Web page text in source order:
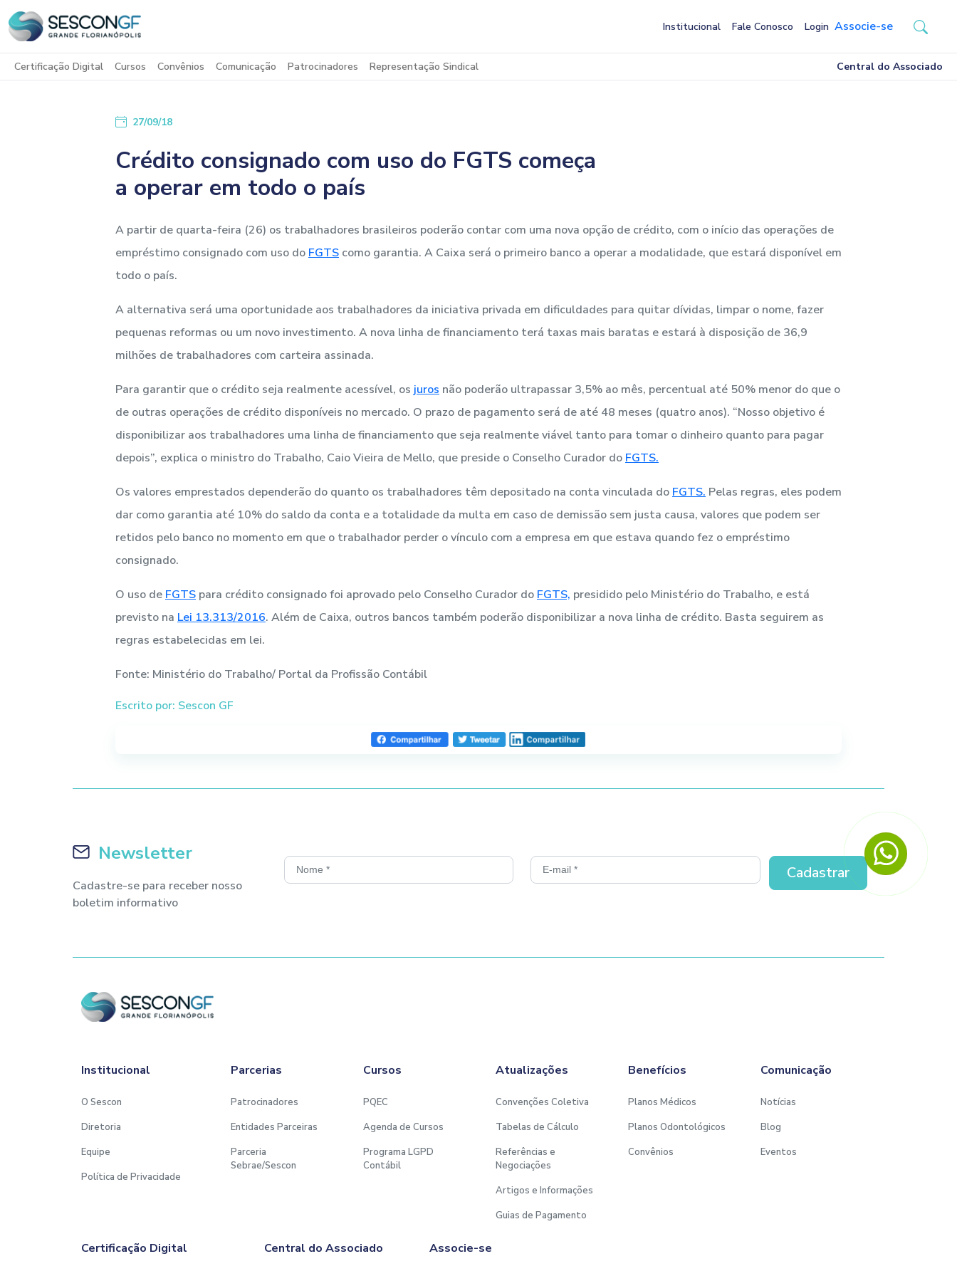
Institucional Fale Conosco Login Associe-se
Certificação Digital Cursos Convênios Comunicação Patrocinadores Representação Sindical Central do Associado
27/09/18
Crédito consignado com uso do FGTS começa
a operar em todo o país
A partir de quarta-feira (26) os trabalhadores brasileiros poderão contar com uma nova opção de crédito, com o início das operações de
empréstimo consignado com uso do FGTS como garantia. A Caixa será o primeiro banco a operar a modalidade, que estará disponível em
todo o país.
A alternativa será uma oportunidade aos trabalhadores da iniciativa privada em dificuldades para quitar dívidas, limpar o nome, fazer
pequenas reformas ou um novo investimento. A nova linha de financiamento terá taxas mais baratas e estará à disposição de 36,9
milhões de trabalhadores com carteira assinada.
Para garantir que o crédito seja realmente acessível, os juros não poderão ultrapassar 3,5% ao mês, percentual até 50% menor do que o
de outras operações de crédito disponíveis no mercado. O prazo de pagamento será de até 48 meses (quatro anos). “Nosso objetivo é
disponibilizar aos trabalhadores uma linha de financiamento que seja realmente viável tanto para tomar o dinheiro quanto para pagar
depois”, explica o ministro do Trabalho, Caio Vieira de Mello, que preside o Conselho Curador do FGTS.
Os valores emprestados dependerão do quanto os trabalhadores têm depositado na conta vinculada do FGTS. Pelas regras, eles podem
dar como garantia até 10% do saldo da conta e a totalidade da multa em caso de demissão sem justa causa, valores que podem ser
retidos pelo banco no momento em que o trabalhador perder o vínculo com a empresa em que estava quando fez o empréstimo
consignado.
O uso de FGTS para crédito consignado foi aprovado pelo Conselho Curador do FGTS, presidido pelo Ministério do Trabalho, e está
previsto na Lei 13.313/2016. Além de Caixa, outros bancos também poderão disponibilizar a nova linha de crédito. Basta seguirem as
regras estabelecidas em lei.
Fonte: Ministério do Trabalho/ Portal da Profissão Contábil
Escrito por: Sescon GF
Newsletter
Cadastre-se para receber nosso
boletim informativo
Institucional
O Sescon
Diretoria
Equipe
Política de Privacidade
Parcerias
Patrocinadores
Entidades Parceiras
Parceria
Sebrae/Sescon
Cursos
PQEC
Agenda de Cursos
Programa LGPD
Contábil
Atualizações
Convenções Coletiva
Tabelas de Cálculo
Referências e
Negociações
Artigos e Informações
Guias de Pagamento
Benefícios
Planos Médicos
Planos Odontológicos
Convênios
Comunicação
Notícias
Blog
Eventos
Certificação Digital Central do Associado Associe-se